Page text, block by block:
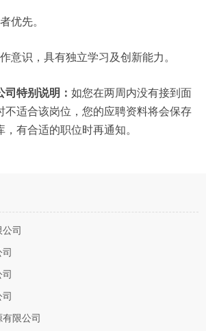
优先。
意识，具有独立学习及创新能力。
司特别说明：如您在两周内没有接到面
不适合该岗位，您的应聘资料将会保存
有合适的职位时再通知。
司
限公司